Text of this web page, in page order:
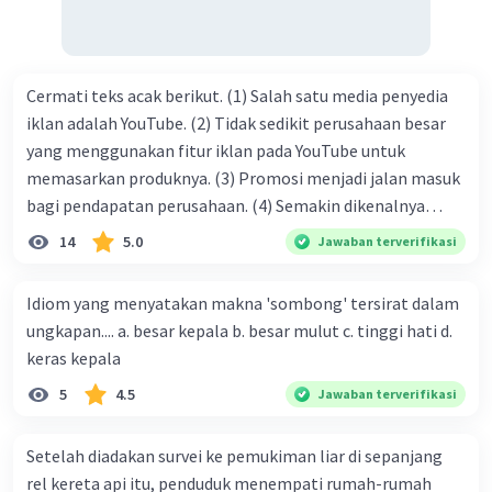
Cermati teks acak berikut. (1) Salah satu media penyedia
iklan adalah YouTube. (2) Tidak sedikit perusahaan besar
yang menggunakan fitur iklan pada YouTube untuk
memasarkan produknya. (3) Promosi menjadi jalan masuk
bagi pendapatan perusahaan. (4) Semakin dikenalnya
suatu produk oleh konsumen, semakin besar pula peluang
perusahaan kepada konsumen. Urutan yang tepat agar
menjadi teks eksposisi yang padu adalah .... A. (1)-(2)-(3)-
(4)-(5) B. (2)-(1)-(3)-(4)-(5) C. (3)-(1)-(2)-(5)-(4) D. (3)-(5)-
(4)-(1)-(2) E. (5)-(1)-(3)-(4)-(2)
14 5.0 Jawaban terverifikasi
Idiom yang menyatakan makna 'sombong' tersirat dalam
ungkapan.... a. besar kepala b. besar mulut c. tinggi hati d.
keras kepala
5 4.5 Jawaban terverifikasi
Setelah diadakan survei ke pemukiman liar di sepanjang
rel kereta api itu, penduduk menempati rumah-rumah